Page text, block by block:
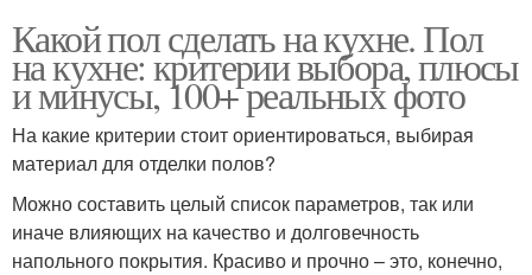
Какой пол сделать на кухне. Пол
на кухне: критерии выбора, плюсы
и минусы, 100+ реальных фото
На какие критерии стоит ориентироваться, выбирая
материал для отделки полов?
Можно составить целый список параметров, так или
иначе влияющих на качество и долговечность
напольного покрытия. Красиво и прочно – это, конечно,